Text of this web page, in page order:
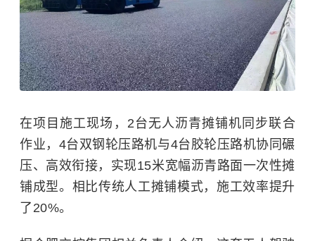
在项目施工现场，2台无人沥青摊铺机同步联合
作业，4台双钢轮压路机与4台胶轮压路机协同碾
压、高效衔接，实现15米宽幅沥青路面一次性摊
铺成型。相比传统人工摊铺模式，施工效率提升
了20%。